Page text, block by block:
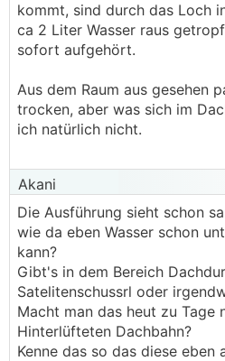
kommt, sind durch das Loch
ca 2 Liter Wasser raus
sofort aufgehört.
Aus dem Raum aus gesehen
trocken, aber was sich im
ich natürlich nicht.
Akani
Die Ausführung sieht schon
wie da eben Wasser schon
kann?
Gibt's in dem Bereich
Satelitenschussrl oder
Macht man das heut zu Tage
Hinterlüfteten Dachbahn?
Kenne das so das diese eben